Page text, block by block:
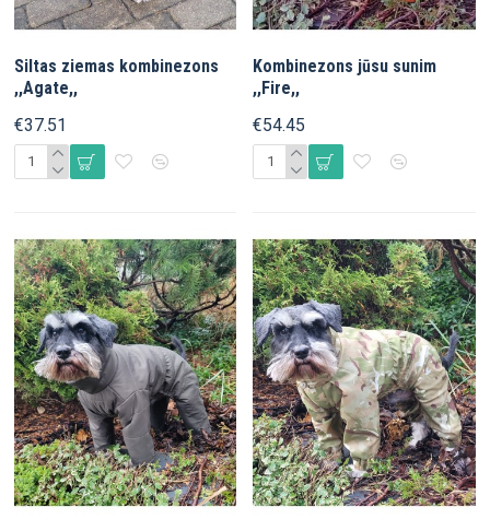
Siltas ziemas kombinezons
,,Agate,,
€37.51
Kombinezons jūsu sunim
,,Fire,,
€54.45